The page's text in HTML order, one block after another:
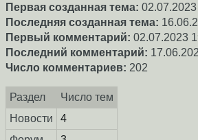
Первая созданная тема:
Последняя созданная тема:
Первый комментарий: 02.07.2023
Последний комментарий:
Число комментариев: 202
Раздел
Число тем
Новости
4